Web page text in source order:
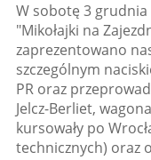
W sobotę 3 grudnia
"Mikołajki na
zaprezentowano
szczególnym
PR oraz
Jelcz-Berliet,
kursowały po
technicznych) oraz